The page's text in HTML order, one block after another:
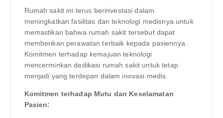
Rumah sakit ini terus berinvestasi dalam
meningkatkan fasilitas dan teknologi medisnya untuk
memastikan bahwa rumah sakit tersebut dapat
memberikan perawatan terbaik kepada pasiennya.
Komitmen terhadap kemajuan teknologi
mencerminkan dedikasi rumah sakit untuk tetap
menjadi yang terdepan dalam inovasi medis.
Komitmen terhadap Mutu dan Keselamatan
Pasien: